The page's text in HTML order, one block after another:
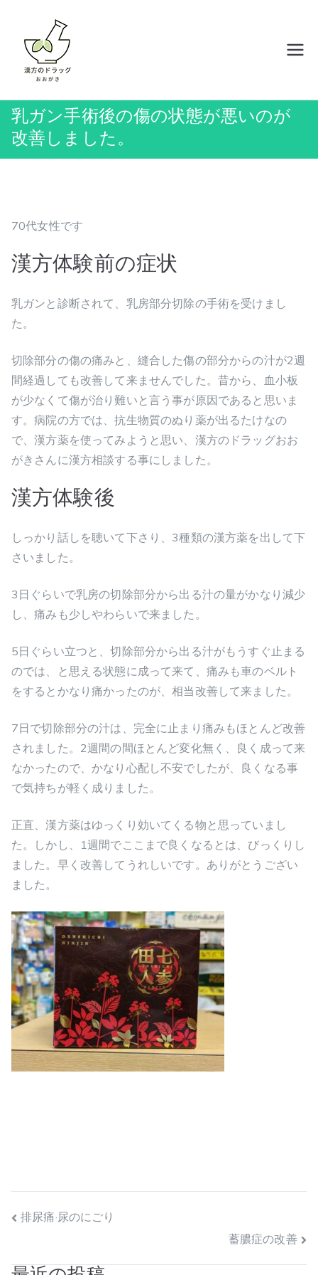
乳ガン手術後の傷の状態が悪いのが
改善しました。
70代女性です
漢方体験前の症状
乳ガンと診断されて、乳房部分切除の手術を受けまし
た。
切除部分の傷の痛みと、縫合した傷の部分からの汁が2週
間経過しても改善して来ませんでした。昔から、血小板
が少なくて傷が治り難いと言う事が原因であると思いま
す。病院の方では、抗生物質のぬり薬が出るたけなの
で、漢方薬を使ってみようと思い、漢方のドラッグおお
がきさんに漢方相談する事にしました。
漢方体験後
しっかり話しを聴いて下さり、3種類の漢方薬を出して下
さいました。
3日ぐらいで乳房の切除部分から出る汁の量がかなり減少
し、痛みも少しやわらいで来ました。
5日ぐらい立つと、切除部分から出る汁がもうすぐ止まる
のでは、と思える状態に成って来て、痛みも車のベルト
をするとかなり痛かったのが、相当改善して来ました。
7日で切除部分の汁は、完全に止まり痛みもほとんど改善
されました。2週間の間ほとんど変化無く、良く成って来
なかったので、かなり心配し不安でしたが、良くなる事
で気持ちが軽く成りました。
正直、漢方薬はゆっくり効いてくる物と思っていまし
た。しかし、1週間でここまで良くなるとは、びっくりし
ました。早く改善してうれしいです。ありがとうござい
ました。
投
排尿痛·尿のにごり
蓄膿症の改善